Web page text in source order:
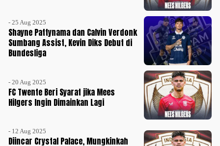
- 25 Aug 2025
Shayne Pattynama dan Calvin Verdonk
Sumbang Assist, Kevin Diks Debut di
Bundesliga
- 20 Aug 2025
FC Twente Beri Syarat jika Mees
Hilgers Ingin Dimainkan Lagi
- 12 Aug 2025
Diincar Crystal Palace, Mungkinkah